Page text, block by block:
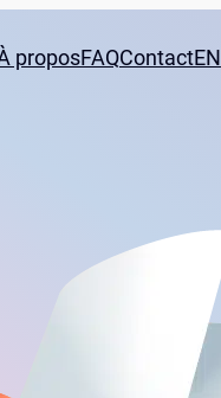
proposFAQContactEN